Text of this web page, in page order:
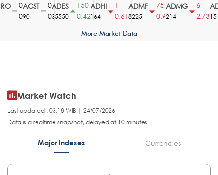
ACST
90
ADES
35550
150
0.42
ADHI
164
0.61
ADMF
8225
75
0.9
ADMG
214
2.731510
More Market Data
Market Watch
Last updated : 03.18 WIB | 24/07/2026
Data is a realtime snapshot, delayed at 10 minutes
Major Indexes Currencies